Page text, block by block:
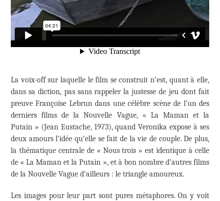
La voix-off sur laquelle le film se construit n’est, quant à elle,
dans sa diction, pas sans rappeler la justesse de jeu dont fait
preuve Françoise Lebrun dans une célèbre scène de l’un des
derniers films de la Nouvelle Vague, « La Maman et la
Putain » (Jean Eustache, 1973), quand Veronika expose à ses
deux amours l’idée qu’elle se fait de la vie de couple. De plus,
la thématique centrale de « Nous trois » est identique à celle
de « La Maman et la Putain », et à bon nombre d’autres films
de la Nouvelle Vague d’ailleurs : le triangle amoureux.
Les images pour leur part sont pures métaphores. On y voit